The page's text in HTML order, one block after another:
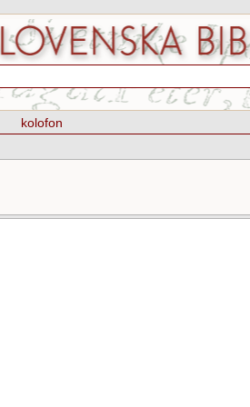
kolofon